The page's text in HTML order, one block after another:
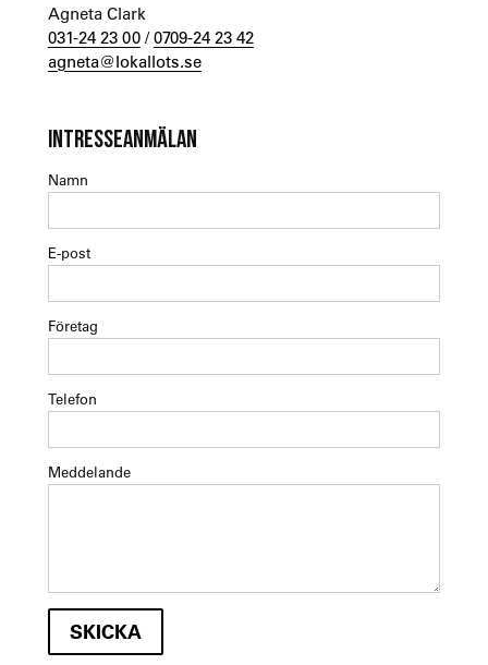
Agneta Clark
031-24 23 00/0709-24 23 42
agneta@lokallots.se
INTRESSEANMÄLAN
Namn
E-post
Företag
Telefon
Meddelande